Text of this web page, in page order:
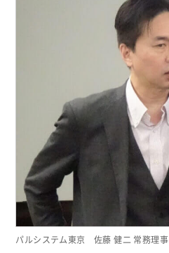
パルシステム東京 佐藤 健二 常務理事